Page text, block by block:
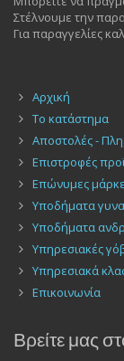
Στέλνουμε την
Για παραγγελίες
Αρχική
Το κατάστημα
Αποστολές -
Επιστροφές
Επώνυμες
Υποδήματα
Υποδήματα
Υπηρεσιακές
Υπηρεσιακά
Επικοινωνία
Βρείτε μας